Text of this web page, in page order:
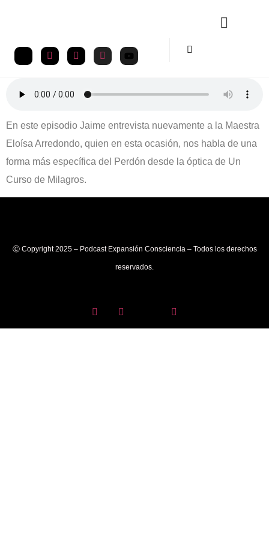
En este episodio Jaime entrevista nuevamente a la Maestra
Eloísa Arredondo, quien en esta ocasión, nos habla de una
forma más específica del Perdón desde la óptica de Un
Curso de Milagros.
Ⓒ Copyright 2025 – Podcast Expansión Consciencia – Todos los derechos
reservados.